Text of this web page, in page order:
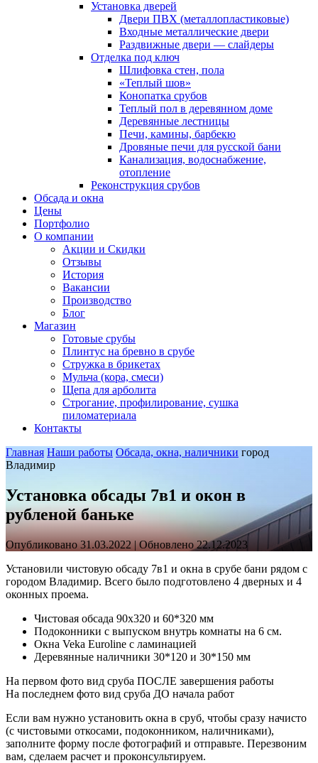
Установка дверей
Двери ПВХ (металлопластиковые)
Входные металлические двери
Раздвижные двери — слайдеры
Отделка под ключ
Шлифовка стен, пола
«Теплый шов»
Конопатка срубов
Теплый пол в деревянном доме
Деревянные лестницы
Печи, камины, барбекю
Дровяные печи для русской бани
Канализация, водоснабжение,
отопление
Реконструкция срубов
Обсада и окна
Цены
Портфолио
О компании
Акции и Скидки
Отзывы
История
Вакансии
Производство
Блог
Магазин
Готовые срубы
Плинтус на бревно в срубе
Стружка в брикетах
Мульча (кора, смеси)
Щепа для арболита
Строгание, профилирование, сушка
пиломатериала
Контакты
Главная Наши работы Обсада, окна, наличники город
Владимир
Установка обсады 7в1 и окон в
рубленой баньке
Опубликовано 31.03.2022 | Обновлено 22.12.2023
Установили чистовую обсаду 7в1 и окна в срубе бани рядом с
городом Владимир. Всего было подготовлено 4 дверных и 4
оконных проема.
Чистовая обсада 90х320 и 60*320 мм
Подоконники с выпуском внутрь комнаты на 6 см.
Окна Veka Euroline с ламинацией
Деревянные наличники 30*120 и 30*150 мм
На первом фото вид сруба ПОСЛЕ завершения работы
На последнем фото вид сруба ДО начала работ
Если вам нужно установить окна в сруб, чтобы сразу начисто
(с чистовыми откосами, подоконником, наличниками),
заполните форму после фотографий и отправьте. Перезвоним
вам, сделаем расчет и проконсультируем.